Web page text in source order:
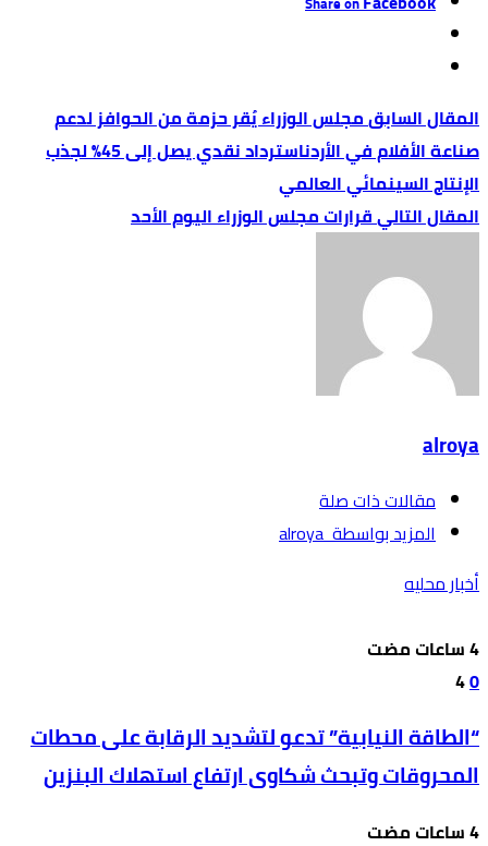
مجلس الوزراء يُقر حزمة من الحوافز لدعم
صناعة الأفلام في الأردناسترداد نقدي يصل إلى 45% لجذب
الإنتاج السينمائي العالمي
قرارات مجلس الوزراء اليوم الأحد
alroya
‫مقالات ذات صلة‬
‫‫المزيد بواسطة‬ ‬ alroya
أخبار محليه
0
4
“الطاقة النيابية” تدعو لتشديد الرقابة على محطات
المحروقات وتبحث شكاوى ارتفاع استهلاك البنزين